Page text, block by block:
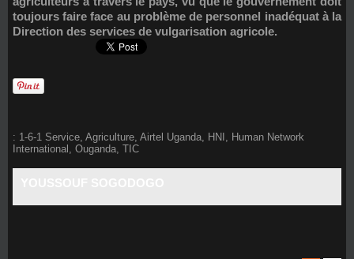
toujours faire face au problème de personnel inadéquat à la
Direction des services de vulgarisation agricole.
: 1-6-1 Service, Agriculture, Airtel Uganda, HNI , Human Network
International , Ouganda, TIC